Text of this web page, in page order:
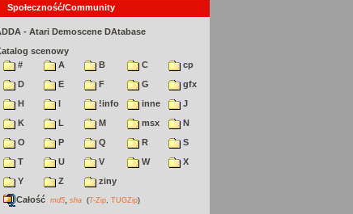
Społeczność/Community
- Atari Demoscene DAtabase
scenowy
#
A B C
cp
D
E F G
gfx
H
I !info inne
J
K
L M msx
N
O
P Q R
S
T
U V W
X
Y
Z
ziny
Całość md5 sha (7-Zip TUGZip)